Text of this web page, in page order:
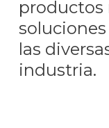
productos
las
industria.